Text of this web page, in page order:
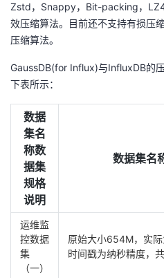
Zstd，Snappy，Bit-packing，
效压缩算法。目前还不支持有损压
压缩算法。
GaussDB(for Influx)与InfluxDB的
下表所示：
数据
集名
称数
据集
规格
说明
数据集名
运维监
控数据
集
（一）
原始大小654M，实
时间戳为纳秒精度，